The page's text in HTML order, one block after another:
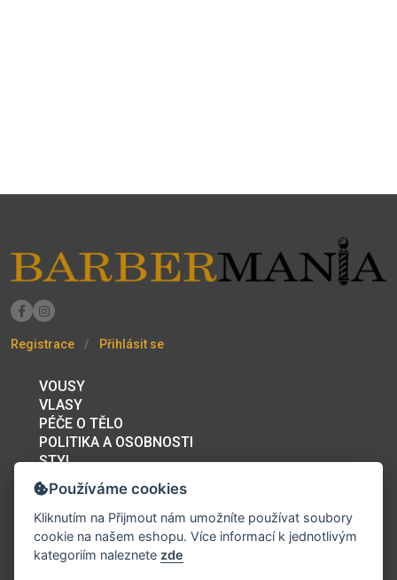
Registrace Přihlásit se
VOUSY
VLASY
PÉČE O TĚLO
POLITIKA A OSOBNOSTI
STYL
BAZAR
PRACOVNÍ PŘÍLEŽITOSTI
FÓRUM
BARBERSHOPY A KADEŘNICTVÍ
KONTAKT
Používáme cookies
Kliknutím na Přijmout nám umožníte používat soubory
cookie na našem eshopu. Více informací k jednotlivým
kategoriím naleznete zde